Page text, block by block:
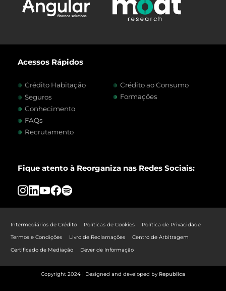
Acessos Rápidos
Crédito Habitação
Crédito ao Consumo
Seguros
Formações
Conhecimento
FAQs
Recrutamento
Fique atento à Reorganiza nas Redes Sociais:
Intermediários de Crédito Políticas de Cookies
Política de Privacidade
Termos e Condições
Livro de Reclamações
Centro de Arbitragem
Certificado de Mediação
Dever de Informação
Copyright 2024 | Designed and developed byRepublica